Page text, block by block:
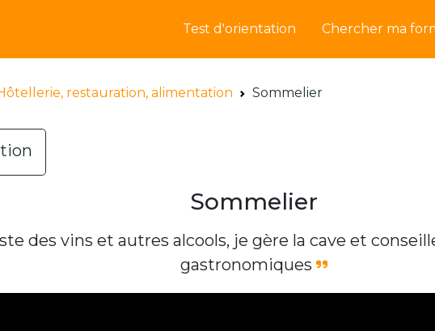
Test d'orientation Chercher ma
restauration, alimentation Sommelier
Sommelier
des vins et autres alcools, je gère la cave et
gastronomiques